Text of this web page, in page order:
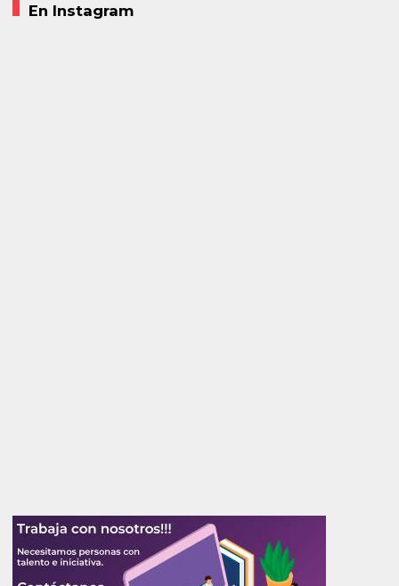
En Instagram